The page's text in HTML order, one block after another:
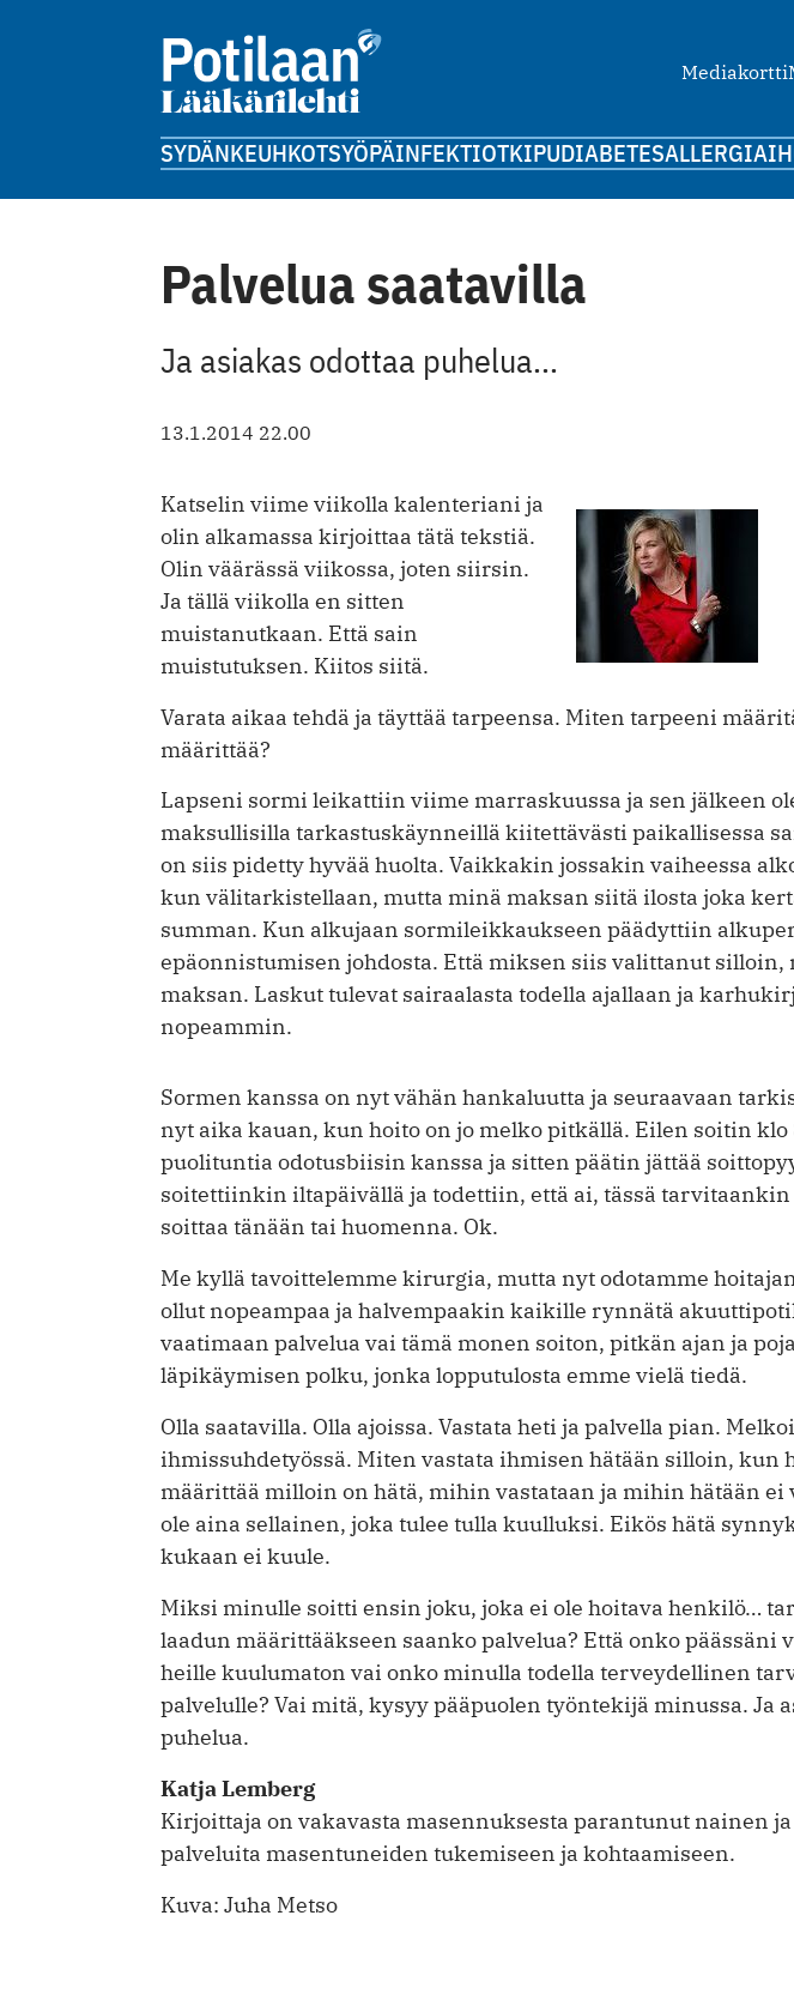
Mediakortti
SYDÄNKEUHKOTSYÖPÄINFEKTIOTKIPUDIABETESALLERGIA
Palvelua saatavilla
Ja asiakas odottaa puhelua...
13.1.2014 22.00
Katselin viime viikolla kalenteriani ja
olin alkamassa kirjoittaa tätä tekstiä.
Olin väärässä viikossa, joten siirsin.
Ja tällä viikolla en sitten
muistanutkaan. Että sain
muistutuksen. Kiitos siitä.
Varata aikaa tehdä ja täyttää tarpeensa. Miten tarpeeni
määrittää?
Lapseni sormi leikattiin viime marraskuussa ja sen jälkeen
maksullisilla tarkastuskäynneillä kiitettävästi paikallisessa
on siis pidetty hyvää huolta. Vaikkakin jossakin vaiheessa
kun välitarkistellaan, mutta minä maksan siitä ilosta joka
summan. Kun alkujaan sormileikkaukseen päädyttiin
epäonnistumisen johdosta. Että miksen siis valittanut silloin,
maksan. Laskut tulevat sairaalasta todella ajallaan ja
nopeammin.
Sormen kanssa on nyt vähän hankaluutta ja seuraavaan
nyt aika kauan, kun hoito on jo melko pitkällä. Eilen soitin klo
puolituntia odotusbiisin kanssa ja sitten päätin jättää
soitettiinkin iltapäivällä ja todettiin, että ai, tässä tarvitaankin
soittaa tänään tai huomenna. Ok.
Me kyllä tavoittelemme kirurgia, mutta nyt odotamme
ollut nopeampaa ja halvempaakin kaikille rynnätä
vaatimaan palvelua vai tämä monen soiton, pitkän ajan ja
läpikäymisen polku, jonka lopputulosta emme vielä tiedä.
Olla saatavilla. Olla ajoissa. Vastata heti ja palvella pian.
ihmissuhdetyössä. Miten vastata ihmisen hätään silloin, kun
määrittää milloin on hätä, mihin vastataan ja mihin hätään ei
ole aina sellainen, joka tulee tulla kuulluksi. Eikös hätä
kukaan ei kuule.
Miksi minulle soitti ensin joku, joka ei ole hoitava henkilö…
laadun määrittääkseen saanko palvelua? Että onko päässäni
heille kuulumaton vai onko minulla todella terveydellinen
palvelulle? Vai mitä, kysyy pääpuolen työntekijä minussa. Ja
puhelua.
Katja Lemberg
Kirjoittaja on vakavasta masennuksesta parantunut nainen
palveluita masentuneiden tukemiseen ja kohtaamiseen.
Kuva: Juha Metso